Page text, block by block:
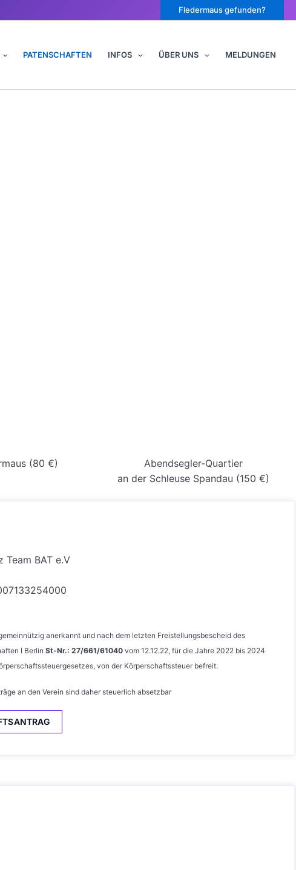
Fledermaus gefunden?
PATENSCHAFTEN INFOS ÜBER UNS MELDUNGEN
(80 €)
Abendsegler-Quartier
an der Schleuse Spandau (150 €)
Team BAT e.V
anerkannt und nach dem letzten Freistellungsbescheid des
I BerlinSt-Nr.: 27/661/61040 vom 12.12.22, für die Jahre 2022 bis 2024
von der Körperschaftssteuer befreit.
an den Verein sind daher steuerlich absetzbar